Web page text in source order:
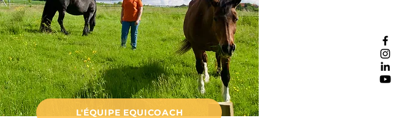
L'ÉQUIPE EQUICOACH